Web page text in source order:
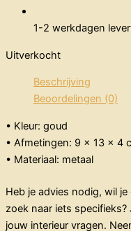
1-2 werkdagen
Uitverkocht
Beschrijving
Beoordelingen (0)
• Kleur: goud
• Afmetingen: 9 x 13 x 4
• Materiaal: metaal
Heb je advies nodig, wil
zoek naar iets
jouw interieur vragen.